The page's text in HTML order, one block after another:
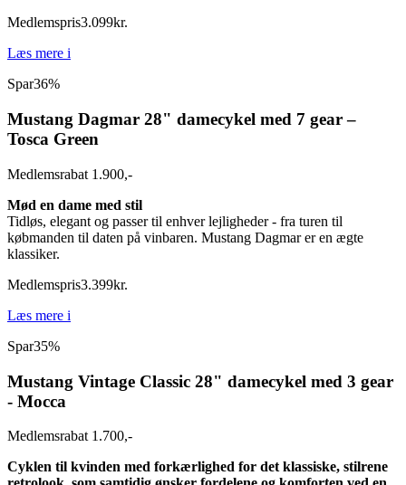
Medlemspris3.099kr.
Læs mere i
Spar36%
Mustang Dagmar 28" damecykel med 7 gear –
Tosca Green
Medlemsrabat 1.900,-
Mød en dame med stil
Tidløs, elegant og passer til enhver lejligheder - fra turen til
købmanden til daten på vinbaren. Mustang Dagmar er en ægte
klassiker.
Medlemspris3.399kr.
Læs mere i
Spar35%
Mustang Vintage Classic 28" damecykel med 3 gear
- Mocca
Medlemsrabat 1.700,-
Cyklen til kvinden med forkærlighed for det klassiske, stilrene